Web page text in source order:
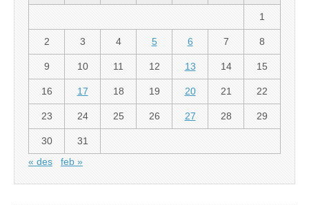
1
2 3 4 5 6 7 8
9 10 11 12 13 14 15
16 17 18 19 20 21 22
23 24 25 26 27 28 29
30
31
« des
feb »